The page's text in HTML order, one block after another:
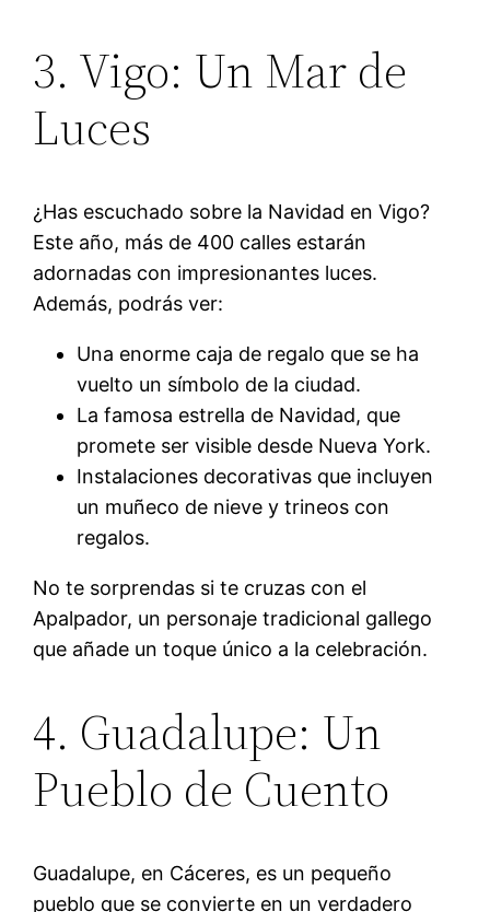
3. Vigo: Un Mar de
Luces
¿Has escuchado sobre la Navidad en Vigo?
Este año, más de 400 calles estarán
adornadas con impresionantes luces.
Además, podrás ver:
Una enorme caja de regalo que se ha
vuelto un símbolo de la ciudad.
La famosa estrella de Navidad, que
promete ser visible desde Nueva York.
Instalaciones decorativas que incluyen
un muñeco de nieve y trineos con
regalos.
No te sorprendas si te cruzas con el
Apalpador, un personaje tradicional gallego
que añade un toque único a la celebración.
4. Guadalupe: Un
Pueblo de Cuento
Guadalupe, en Cáceres, es un pequeño
pueblo que se convierte en un verdadero